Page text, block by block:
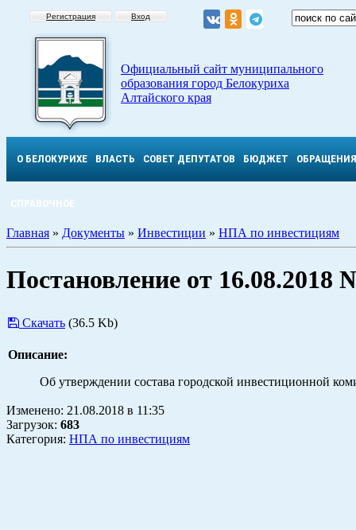
Регистрация Вход
Официальный сайт муниципального
образования город Белокуриха
Алтайского края
О БЕЛОКУРИХЕ ВЛАСТЬ СОВЕТ ДЕПУТАТОВ БЮДЖЕТ ОБРАЩЕНИЯ
СПРАВОЧНОЕ
Главная » Документы » Инвестиции » НПА по инвестициям
Постановление от 16.08.2018
Скачать (36.5 Kb)
Описание:
Об утверждении состава городской инвестиционной
Изменено: 21.08.2018 в 11:35
Загрузок: 683
Категория: НПА по инвестициям